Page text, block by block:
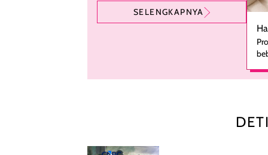
SELENGKAPNYA